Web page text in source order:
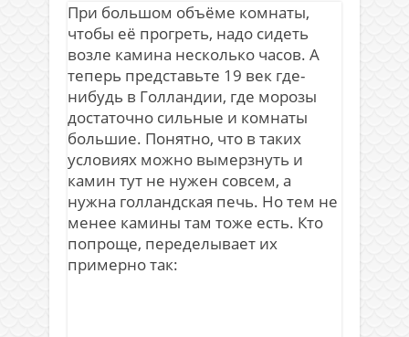
При большом объёме комнаты,
чтобы её прогреть, надо сидеть
возле камина несколько часов. А
теперь представьте 19 век где-
нибудь в Голландии, где морозы
достаточно сильные и комнаты
большие. Понятно, что в таких
условиях можно вымерзнуть и
камин тут не нужен совсем, а
нужна голландская печь. Но тем не
менее камины там тоже есть. Кто
попроще, переделывает их
примерно так: